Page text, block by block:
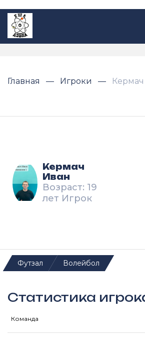
Главная Игроки
Кермач
Иван
Возраст: 19
лет Игрок
Футзал Волейбол
Статистика
Команда